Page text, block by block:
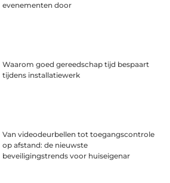
evenementen door
Waarom goed gereedschap tijd bespaart
tijdens installatiewerk
Van videodeurbellen tot toegangscontrole
op afstand: de nieuwste
beveiligingstrends voor huiseigenar